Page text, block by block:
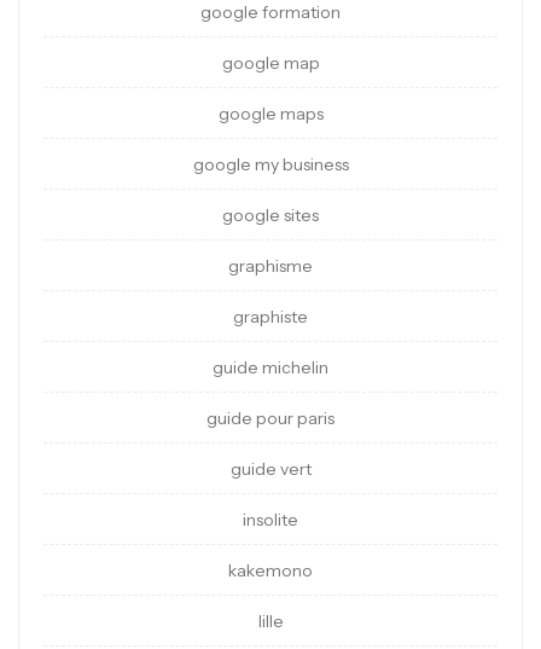
google formation
google map
google maps
google my business
google sites
graphisme
graphiste
guide michelin
guide pour paris
guide vert
insolite
kakemono
lille